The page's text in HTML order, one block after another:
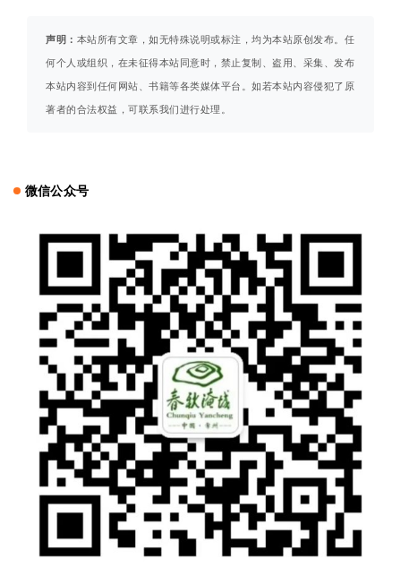
声明： 本站所有文章，如无特殊说明或标注，均为本站原创发布。任
何个人或组织，在未征得本站同意时，禁止复制、盗用、采集、发布
本站内容到任何网站、书籍等各类媒体平台。如若本站内容侵犯了原
著者的合法权益，可联系我们进行处理。
微信公众号